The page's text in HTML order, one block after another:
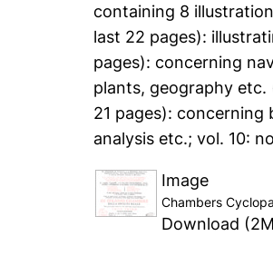
containing 8
last 22 pages):
pages): concerning
plants, geography
21 pages): concerning
analysis etc.; vol. 10:
Image
Chambers
Download